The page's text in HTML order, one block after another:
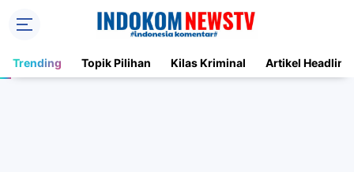
Trending Topik Pilihan Kilas Kriminal Artikel Headline